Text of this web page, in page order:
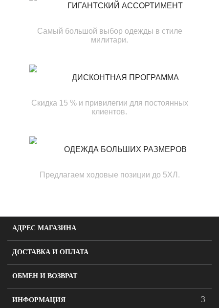
ГИГАНТСКИЙ АССОРТИМЕНТ
Самый большой выбор одежды в стиле
милитари.
ДИСКОНТНАЯ ПРОГРАММА
Скидка 15 % и привилегии для постоянных
клиентов.
ОДЕЖДА БОЛЬШИХ РАЗМЕРОВ
Предлагаем ходовые позиции до 5ХЛ.
АДРЕС МАГАЗИНА
ДОСТАВКА И ОПЛАТА
ОБМЕН И ВОЗВРАТ
ИНФОРМАЦИЯ